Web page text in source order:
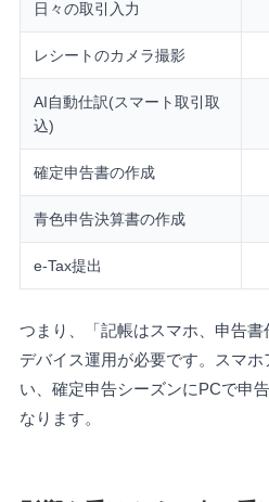
日々の取引入力
レシートのカメラ撮影
AI自動仕訳(スマート取引取
込)
確定申告書の作成
青色申告決算書の作成
e-Tax提出
つまり、「記帳はスマホ、申告
デバイス運用が必要です。スマ
い、確定申告シーズンにPCで申
なります。